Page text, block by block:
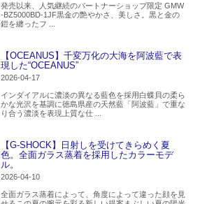
発売以来、人気継続のパートナーショップ限定 GMW
-BZ5000BD-1JF黒金の艶やかさ、美しさ。黒と金の
鎧を纏ったフ ...
【OCEANUS】千変万化の大海を阿波藍で表
現した“OCEANUS”
2026-04-17
インダイアルに濃淡の異なる藍色を採用白蝶貝の柔ら
かな光沢を基調に徳島県産の天然藍「阿波藍」で重な
り合う濃淡を表現上質な仕 ...
【G-SHOCK】日射しを受けてきらめく夏
色。全面ガラス蒸着を採用したカラーモデ
ル。
2026-04-10
全面ガラス蒸着によって、角度によって違った顔を見